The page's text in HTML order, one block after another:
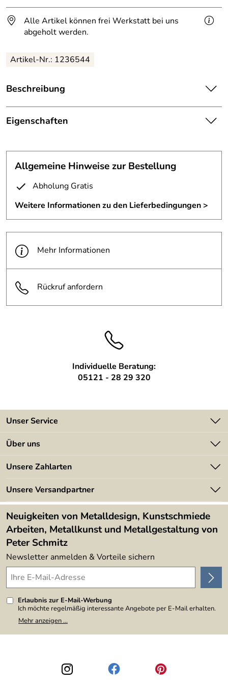
Alle Artikel können frei Werkstatt bei uns
abgeholt werden.
Artikel-Nr.: 1236544
Beschreibung
Dieses eindrucksvolle Doppelherz wurde per Hand von
unserem Mitarbeiter Frank Sasse geschmiedet.
Wir können die Herzen in jeder gewünschten Größe und
Drahtstärke fertigen.
Eigenschaften
Höhe:
ca. 10 cm
Material:
8 mm massiver Rundstahl
Oberfläche:
mit Messingabrieb, farblos lackiert
Allgemeine Hinweise zur Bestellung
Abholung Gratis
Weitere Informationen zu den Lieferbedingungen >
Mehr Informationen
Rückruf anfordern
Individuelle Beratung:
05121 - 28 29 320
Unser Service
Kontakt
Kundeninformationen
Newsletter
Lieferbedingungen
Über uns
Angebote
Kundenbewertungen (394)
4,9/5
Unsere Zahlarten
Unsere Versandpartner
Neuigkeiten von Metalldesign, Kunstschmiede
Arbeiten, Metallkunst und Metallgestaltung von
Peter Schmitz
Newsletter anmelden & Vorteile sichern
Erlaubnis zur E-Mail-Werbung
Ich möchte regelmäßig interessante Angebote per E-Mail erhalten.
Meine E-Mail-Adresse wird nicht an andere Unternehmen
weitergegeben. Zu statistischen Zwecken wird in anonymer Form
den Link "Abmelden" am Ende des Newsletters anklicke. Die
Datenschutzerklärung
habe ich zur Kenntnis genommen.
Mehr anzeigen ...